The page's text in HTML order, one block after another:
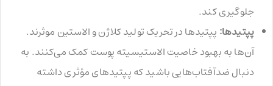
جلوگیری کند.
پپتیدها: پپتیدها در تحریک تولید کلاژن و الاستین موثرند.
آن‌ها به بهبود خاصیت الاستیسیته پوست کمک می‌کنند. به
دنبال ضدآفتاب‌هایی باشید که پپتیدهای مؤثری داشته